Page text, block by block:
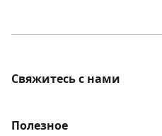
Свяжитесь с нами
идеи для улучшения?
Полезное